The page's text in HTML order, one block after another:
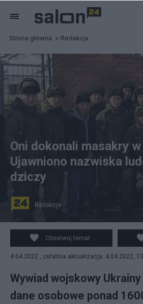
Strona główna Redakcja
Twitter/Michał Marek
Oni dokonali masakry w
Ujawniono nazwiska
dziczy
Redakcja
Obserwuj temat
4.04.2022 , ostatnia aktualizacja: 4.04.2022,
Wywiad wojskowy
dane osobowe ponad